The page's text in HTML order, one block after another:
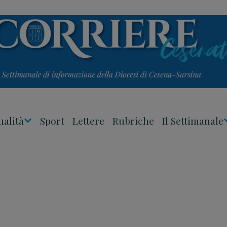
Sport Lettere Rubriche Il Settimanale